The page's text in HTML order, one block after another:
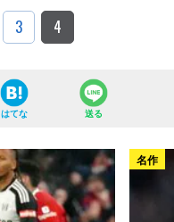
3 4
はてな 送る
名作